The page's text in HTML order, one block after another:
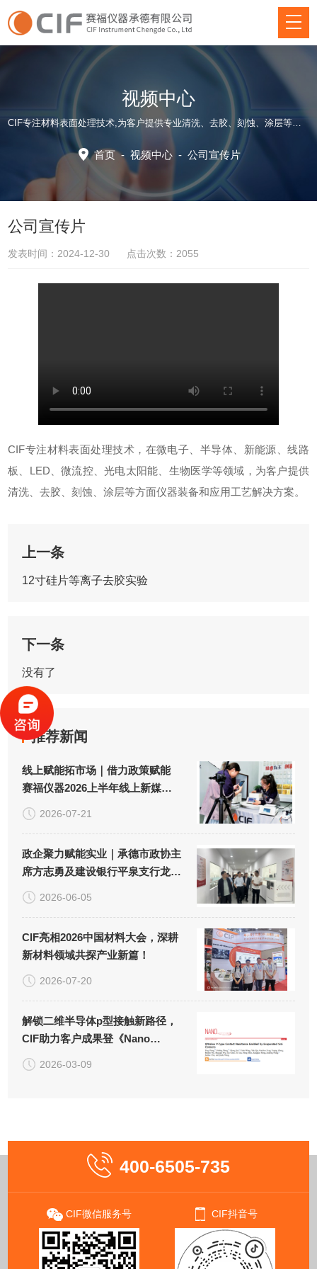
视频中心
CIF专注材料表面处理技术,为客户提供专业清洗、去胶、刻蚀、涂层等方面仪器装备和应用工艺解决方案！
首页- 视频中心 - 公司宣传片
公司宣传片
发表时间：2024-12-30 点击次数：2055
CIF专注材料表面处理技术，在微电子、半导体、新能源、线路
板、LED、微流控、光电太阳能、生物医学等领域，为客户提供
清洗、去胶、刻蚀、涂层等方面仪器装备和应用工艺解决方案。
上一条
12寸硅片等离子去胶实验
下一条
没有了
推荐新闻
线上赋能拓市场｜借力政策赋能
赛福仪器2026上半年线上新媒体
推广取得良好成效！
2026-07-21
政企聚力赋能实业｜承德市政协主
席方志勇及建设银行平泉支行龙占
云行长一行调研赛福仪器！
2026-06-05
CIF亮相2026中国材料大会，深耕
新材料领域共探产业新篇！
2026-07-20
解锁二维半导体p型接触新路径，
CIF助力客户成果登《Nano
Letters》！
2026-03-09
400-6505-735
CIF微信服务号 CIF抖音号